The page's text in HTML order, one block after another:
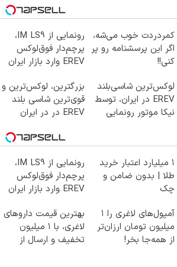
کمردردت خوب می‌شه،
اگر این پرسشنامه رو پر
کنی!!
رونمایی از IM LS9،
پرچم‌دار فوق‌لوکس
EREV وارد بازار ایران
لوکس‌ترین شاسی‌بلند
EREV در ایران، توسط
نیکا موتور رونمایی
بزرگترین، لوکس‌ترین و
قوی‌ترین شاسی بلند
EREV در در ایران
۱ میلیارد اعتبار خرید
طلا | بدون ضامن و
چک
رونمایی از IM LS9،
پرچم‌دار فوق‌لوکس
EREV وارد بازار ایران
آمپول‌های لاغری را ۱
میلیون تومان ارزان‌تر
از همه‌جا بخر!
بهترین قیمت داروهای
لاغری، با ۱ میلیون
تخفیف و ارسال از